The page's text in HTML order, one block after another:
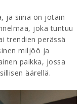
ja siinä on jotain
joka tuntuu
trendien perässä
miljöö ja
paikka, jossa
äärellä.